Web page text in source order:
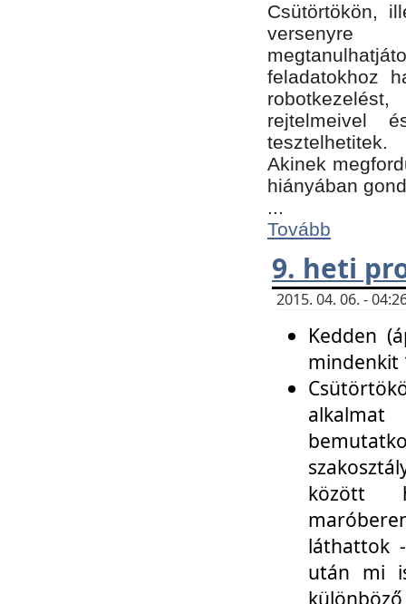
Csütörtökön,
versenyre
feladatokhoz
rejtelmeivel
tesztelhetitek.
Akinek
hiányában
...
Tovább
9. heti
2015. 04. 06. -
Kedden
mindenkit
között
láthattok
után mi